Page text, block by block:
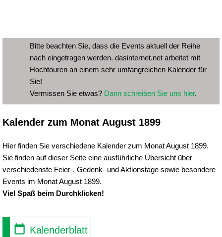
Bitte beachten Sie, dass die Events aktuell der Reihe
nach eingetragen werden. dasinternet.net arbeitet mit
Hochtouren an einem sehr umfangreichen Kalender für
Sie!
Vermissen Sie etwas? Dann schreiben Sie uns hier.
Kalender zum Monat August 1899
Hier finden Sie verschiedene Kalender zum Monat August 1899.
Sie finden auf dieser Seite eine ausführliche Übersicht über
verschiedenste Feier-, Gedenk- und Aktionstage sowie besondere
Events im Monat August 1899.
Viel Spaß beim Durchklicken!
Kalenderblatt